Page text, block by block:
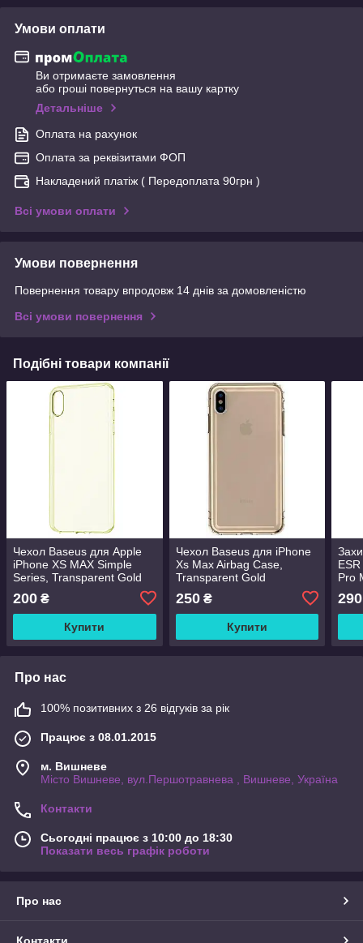
Умови оплати
Ви отримаєте замовлення
або гроші повернуться на вашу картку
Детальніше
Оплата на рахунок
Оплата за реквізитами ФОП
Накладений платіж ( Передоплата 90грн )
Всі умови оплати
Умови повернення
Повернення товару впродовж 14 днів за домовленістю
Всі умови повернення
Подібні товари компанії
Чехол Baseus для Apple
iPhone XS MAX Simple
Series, Transparent Gold
200 ₴
Купити
Чехол Baseus для iPhone
Xs Max Airbag Case,
Transparent Gold
250₴
Купити
Pro
290
Про нас
100% позитивних з 26 відгуків за рік
Працює з 08.01.2015
м. Вишневе
Місто Вишневе, вул.Першотравнева , Вишневе, Україна
Контакти
Сьогодні працює з 10:00 до 18:30
Показати весь графік роботи
Про нас